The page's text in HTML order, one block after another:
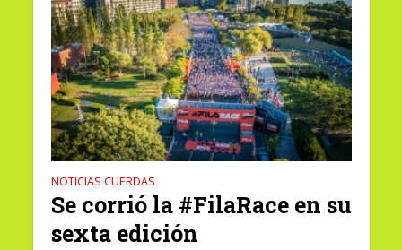
NOTICIAS CUERDAS
Se corrió la #FilaRace en su
sexta edición